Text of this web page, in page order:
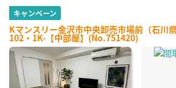
キャンペーン
Kマンスリー金沢市中央卸売市場前（石川
102・1K-【中部屋】(No.751420)